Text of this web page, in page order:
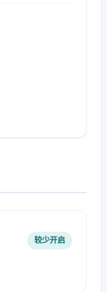
较少开启